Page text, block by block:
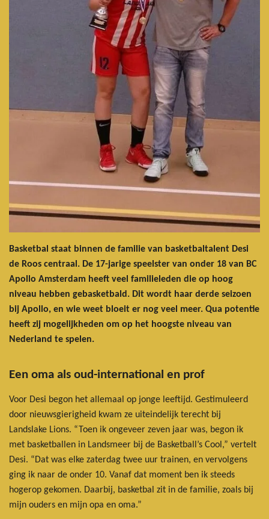
Basketbal staat binnen de familie van basketbaltalent Desi
de Roos centraal. De 17-jarige speelster van onder 18 van BC
Apollo Amsterdam heeft veel familieleden die op hoog
niveau hebben gebasketbald. Dit wordt haar derde seizoen
bij Apollo, en wie weet bloeit er nog veel meer. Qua potentie
heeft zij mogelijkheden om op het hoogste niveau van
Nederland te spelen.
Een oma als oud-international en prof
Voor Desi begon het allemaal op jonge leeftijd. Gestimuleerd
door nieuwsgierigheid kwam ze uiteindelijk terecht bij
Landslake Lions. “Toen ik ongeveer zeven jaar was, begon ik
met basketballen in Landsmeer bij de Basketball’s Cool,” vertelt
Desi. “Dat was elke zaterdag twee uur trainen, en vervolgens
ging ik naar de onder 10. Vanaf dat moment ben ik steeds
hogerop gekomen. Daarbij, basketbal zit in de familie, zoals bij
mijn ouders en mijn opa en oma.”